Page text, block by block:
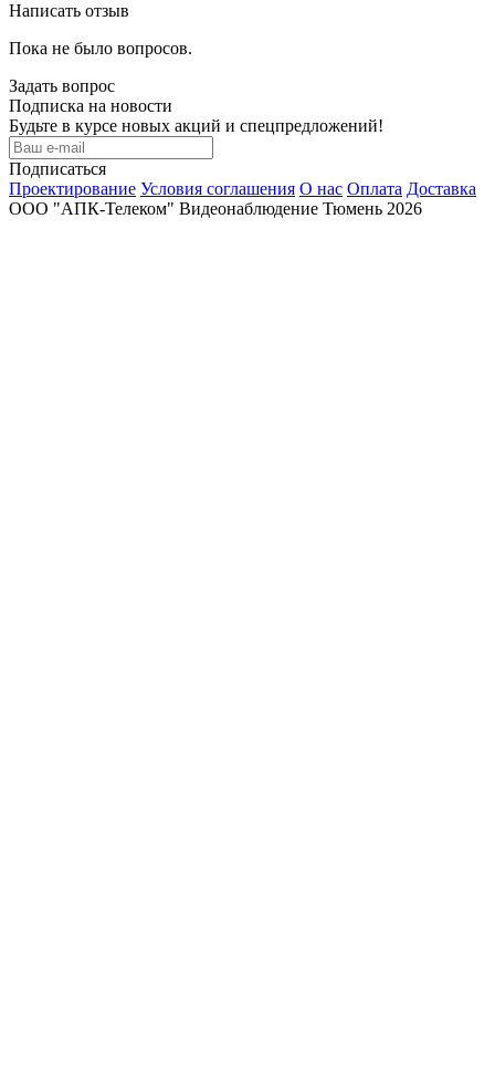
Написать отзыв
Пока не было вопросов.
Задать вопрос
Подписка на новости
Будьте в курсе новых акций и спецпредложений!
Подписаться
Проектирование Условия соглашения О нас Оплата Доставка
ООО "АПК-Телеком" Видеонаблюдение Тюмень 2026